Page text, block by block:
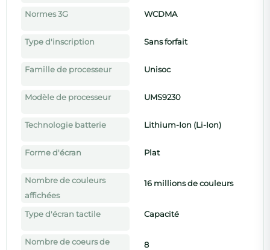
Normes 3G WCDMA
Type d'inscription Sans forfait
Famille de processeur Unisoc
Modèle de processeur UMS9230
Technologie batterie Lithium-Ion (Li-Ion)
Forme d'écran Plat
Nombre de couleurs
affichées
16 millions de couleurs
Type d'écran tactile Capacité
Nombre de coeurs de
8